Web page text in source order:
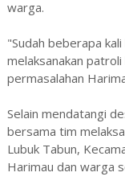
warga.
"Sudah beberapa
melaksanakan
permasalahan
Selain mendatangi
bersama tim
Lubuk Tabun,
Harimau dan warga